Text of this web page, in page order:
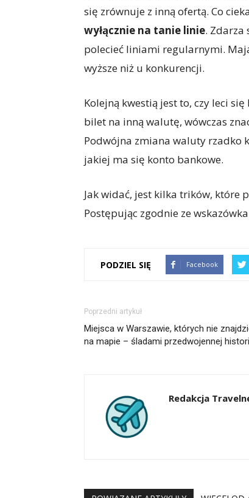
się zrównuje z inną ofertą. Co
wyłącznie na tanie linie. Zdarza
polecieć liniami regularnymi.
wyższe niż u konkurencji.
Kolejną kwestią jest to, czy leci
bilet na inną walutę, wówczas
Podwójna zmiana waluty rzadko
jakiej ma się konto bankowe.
Jak widać, jest kilka trików, które
Postępując zgodnie ze
PODZIEL SIĘ Facebook
Poprzedni artykuł
Miejsca w Warszawie, których nie
na mapie – śladami przedwojennej
Redakcja